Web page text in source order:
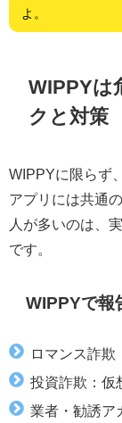
よ。
WIPPYは
クと対策
WIPPYに限らず
アプリには共通
人が多いのは、
です。
WIPPYで報
ロマンス詐欺
投資詐欺：仮
業者・勧誘ア